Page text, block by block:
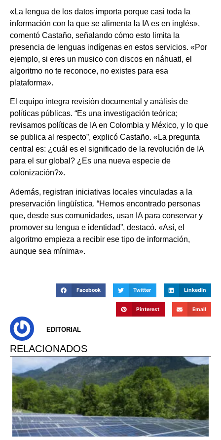
«La lengua de los datos importa porque casi toda la
información con la que se alimenta la IA es en inglés»,
comentó Castaño, señalando cómo esto limita la
presencia de lenguas indígenas en estos servicios. «Por
ejemplo, si eres un musico con discos en náhuatl, el
algoritmo no te reconoce, no existes para esa
plataforma».
El equipo integra revisión documental y análisis de
políticas públicas. “Es una investigación teórica;
revisamos políticas de IA en Colombia y México, y lo que
se publica al respecto”, explicó Castaño. «La pregunta
central es: ¿cuál es el significado de la revolución de IA
para el sur global? ¿Es una nueva especie de
colonización?».
Además, registran iniciativas locales vinculadas a la
preservación lingüística. “Hemos encontrado personas
que, desde sus comunidades, usan IA para conservar y
promover su lengua e identidad”, destacó. «Así, el
algoritmo empieza a recibir ese tipo de información,
aunque sea mínima».
Facebook Twitter LinkedIn
Pinterest Email
EDITORIAL
RELACIONADOS